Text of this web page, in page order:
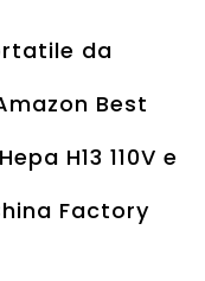
da
Best
H13 110V e
Factory